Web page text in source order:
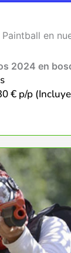
en
2024 en
€ p/p